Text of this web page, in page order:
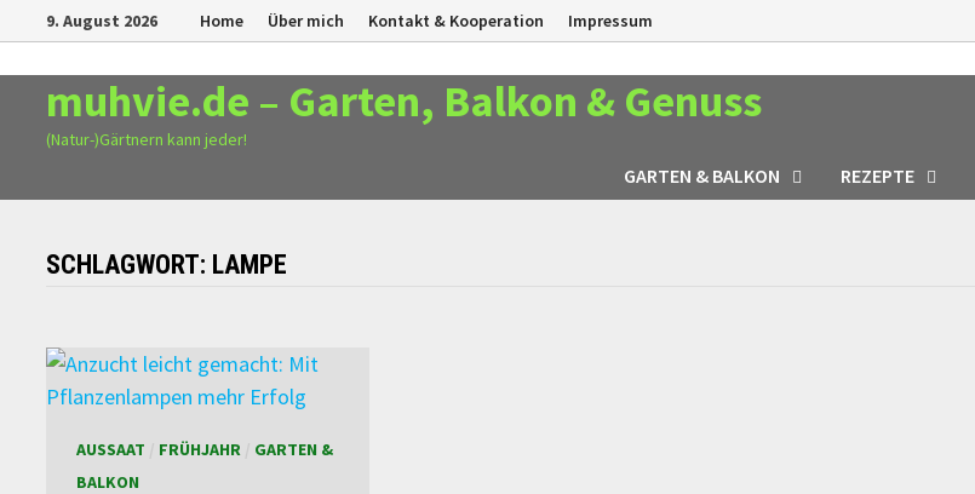
Zurück
zum
Inhalt
9. August 2026 Home Über mich Kontakt & Kooperation Impressum
muhvie.de – Garten, Balkon & Genuss
(Natur-)Gärtnern kann jeder!
GARTEN & BALKON REZEPTE
SCHLAGWORT: LAMPE
AUSSAAT FRÜHJAHR
GARTEN &
BALKON